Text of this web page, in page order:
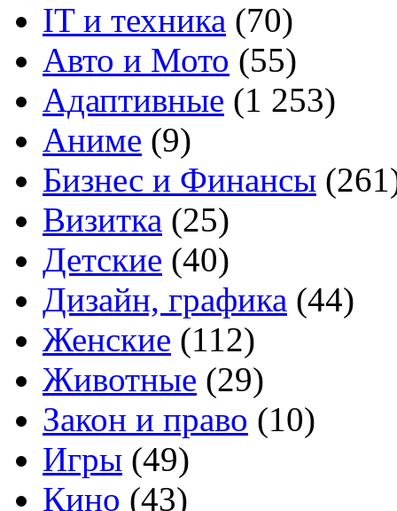
IT и техника (70)
Авто и Мото (55)
Адаптивные (1 253)
Аниме (9)
Бизнес и Финансы
Визитка (25)
Детские (40)
Дизайн, графика (44)
Женские (112)
Животные (29)
Закон и право (10)
Игры (49)
Кино (43)